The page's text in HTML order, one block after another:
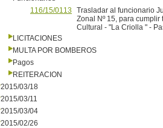
116/15/0113
Trasladar al funcionario
Zonal Nº 15, para
Cultural - "La Criolla " -
LICITACIONES
MULTA POR BOMBEROS
Pagos
REITERACION
2015/03/18
2015/03/11
2015/03/04
2015/02/26